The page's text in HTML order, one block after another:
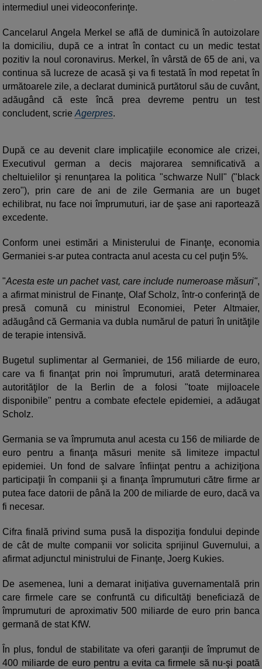
intermediul unei videoconferinţe.
Cancelarul Angela Merkel se află de duminică în autoizolare
la domiciliu, după ce a intrat în contact cu un medic testat
pozitiv la noul coronavirus. Merkel, în vârstă de 65 de ani, va
continua să lucreze de acasă şi va fi testată în mod repetat în
următoarele zile, a declarat duminică purtătorul său de cuvânt,
adăugând că este încă prea devreme pentru un test
concludent, scrie Agerpres.
După ce au devenit clare implicaţiile economice ale crizei,
Executivul german a decis majorarea semnificativă a
cheltuielilor şi renunţarea la politica "schwarze Null" ("black
zero"), prin care de ani de zile Germania are un buget
echilibrat, nu face noi împrumuturi, iar de şase ani raportează
excedente.
Conform unei estimări a Ministerului de Finanţe, economia
Germaniei s-ar putea contracta anul acesta cu cel puţin 5%.
"Acesta este un pachet vast, care include numeroase măsuri",
a afirmat ministrul de Finanţe, Olaf Scholz, într-o conferinţă de
presă comună cu ministrul Economiei, Peter Altmaier,
adăugând că Germania va dubla numărul de paturi în unităţile
de terapie intensivă.
Bugetul suplimentar al Germaniei, de 156 miliarde de euro,
care va fi finanţat prin noi împrumuturi, arată determinarea
autorităţilor de la Berlin de a folosi "toate mijloacele
disponibile" pentru a combate efectele epidemiei, a adăugat
Scholz.
Germania se va împrumuta anul acesta cu 156 de miliarde de
euro pentru a finanţa măsuri menite să limiteze impactul
epidemiei. Un fond de salvare înfiinţat pentru a achiziţiona
participaţii în companii şi a finanţa împrumuturi către firme ar
putea face datorii de până la 200 de miliarde de euro, dacă va
fi necesar.
Cifra finală privind suma pusă la dispoziţia fondului depinde
de cât de multe companii vor solicita sprijinul Guvernului, a
afirmat adjunctul ministrului de Finanţe, Joerg Kukies.
De asemenea, luni a demarat iniţiativa guvernamentală prin
care firmele care se confruntă cu dificultăţi beneficiază de
împrumuturi de aproximativ 500 miliarde de euro prin banca
germană de stat KfW.
În plus, fondul de stabilitate va oferi garanţii de împrumut de
400 miliarde de euro pentru a evita ca firmele să nu-şi poată